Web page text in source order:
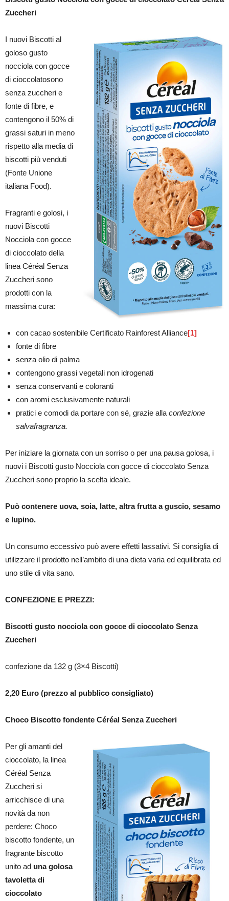
Zuccheri
I nuovi Biscotti al
goloso gusto
nocciola con gocce
di cioccolatosono
senza zuccheri e
fonte di fibre, e
contengono il 50% di
grassi saturi in meno
rispetto alla media di
biscotti più venduti
(Fonte Unione
italiana Food).
Fragranti e golosi, i
nuovi Biscotti
Nocciola con gocce
di cioccolato della
linea Céréal Senza
Zuccheri sono
prodotti con la
massima cura:
con cacao sostenibile Certificato Rainforest Alliance[1]
fonte di fibre
senza olio di palma
contengono grassi vegetali non idrogenati
senza conservanti e coloranti
con aromi esclusivamente naturali
pratici e comodi da portare con sé, grazie alla confezione
salvafragranza.
Per iniziare la giornata con un sorriso o per una pausa golosa, i
nuovi i Biscotti gusto Nocciola con gocce di cioccolato Senza
Zuccheri sono proprio la scelta ideale.
Può contenere uova, soia, latte, altra frutta a guscio, sesamo
e lupino.
Un consumo eccessivo può avere effetti lassativi. Si consiglia di
utilizzare il prodotto nell’ambito di una dieta varia ed equilibrata ed
uno stile di vita sano.
CONFEZIONE E PREZZI:
Biscotti gusto nocciola con gocce di cioccolato Senza
Zuccheri
confezione da 132 g (3×4 Biscotti)
2,20 Euro (prezzo al pubblico consigliato)
Choco Biscotto fondente Céréal Senza Zuccheri
Per gli amanti del
cioccolato, la linea
Céréal Senza
Zuccheri si
arricchisce di una
novità da non
perdere: Choco
biscotto fondente, un
fragrante biscotto
unito ad una golosa
tavoletta di
cioccolato